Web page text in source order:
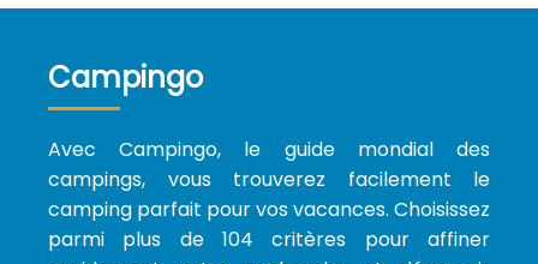
Campingo
Avec Campingo, le guide mondial des
campings, vous trouverez facilement le
camping parfait pour vos vacances. Choisissez
parmi plus de 104 critères pour affiner